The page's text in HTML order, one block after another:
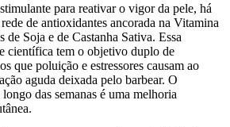
para reativar o vigor da pele, há
de antioxidantes ancorada na Vitamina
de Soja e de Castanha Sativa. Essa
científica tem o objetivo duplo de
que poluição e estressores causam ao
aguda deixada pelo barbear. O
das semanas é uma melhoria